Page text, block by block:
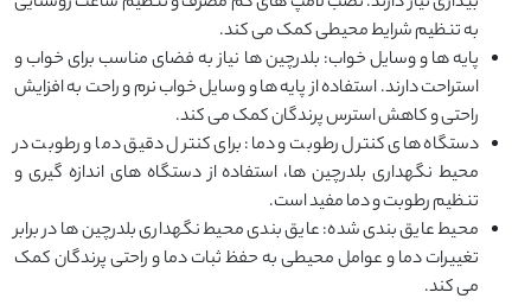
به تنظیم شرایط محیطی کمک می ‌کند.
پایه ها و وسایل خواب: بلدرچین ‌ها نیاز به فضای مناسب برای خواب و
استراحت دارند. استفاده از پایه ‌ها و وسایل خواب نرم و راحت به افزایش
راحتی و کاهش استرس پرندگان کمک می ‌کند.
دستگاه های کنترل رطوبت و دما: برای کنترل دقیق دما و رطوبت در
محیط نگهداری بلدرچین ‌ها، استفاده از دستگاه‌ های اندازه‌ گیری و
تنظیم رطوبت و دما مفید است.
محیط عایق بندی شده: عایق ‌بندی محیط نگهداری بلدرچین ‌ها در برابر
تغییرات دما و عوامل محیطی به حفظ ثبات دما و راحتی پرندگان کمک
می ‌کند.